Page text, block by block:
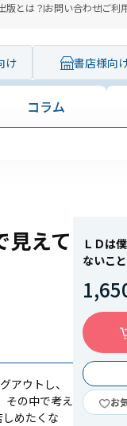
版とは？お問い合わせご利
け 書店様向
コラム
えて
アウトし、
その中で考え
めたくな
ＬＤは
ないこ
お